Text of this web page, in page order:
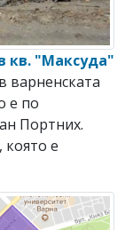
кв. "Максуда"
варненската
е по
Портних.
която е